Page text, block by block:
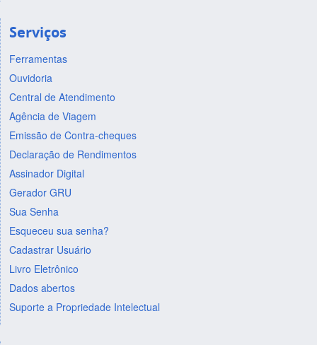
Serviços
Ferramentas
Ouvidoria
Central de Atendimento
Agência de Viagem
Emissão de Contra-cheques
Declaração de Rendimentos
Assinador Digital
Gerador GRU
Sua Senha
Esqueceu sua senha?
Cadastrar Usuário
Livro Eletrônico
Dados abertos
Suporte a Propriedade Intelectual